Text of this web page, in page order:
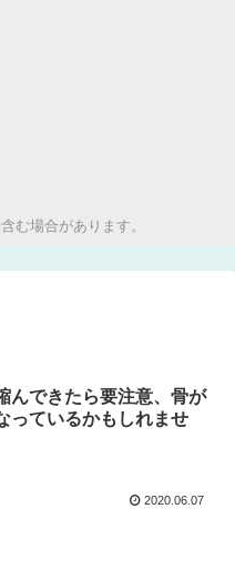
む場合があります。
んできたら要注意、骨が
っているかもしれませ
2020.06.07